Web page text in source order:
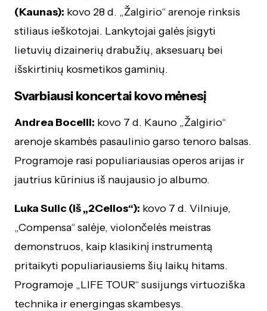
(Kaunas): kovo 28 d. „Žalgirio“ arenoje rinksis
stiliaus ieškotojai. Lankytojai galės įsigyti
lietuvių dizainerių drabužių, aksesuarų bei
išskirtinių kosmetikos gaminių.
Svarbiausi koncertai kovo mėnesį
Andrea Bocelli: kovo 7 d. Kauno „Žalgirio“
arenoje skambės pasaulinio garso tenoro balsas.
Programoje rasi populiariausias operos arijas ir
jautrius kūrinius iš naujausio jo albumo.
Luka Sulic (iš „2Cellos“): kovo 7 d. Vilniuje,
„Compensa“ salėje, violončelės meistras
demonstruos, kaip klasikinį instrumentą
pritaikyti populiariausiems šių laikų hitams.
Programoje „LIFE TOUR“ susijungs virtuoziška
technika ir energingas skambesys.